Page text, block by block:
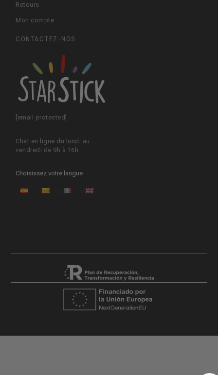
Retours
Mon compte
CONTACTEZ-NOS
[email protected]
Chat en ligne du lundi au
vendredi de 9h à 16h
Choisissez votre langue
ES CA FR